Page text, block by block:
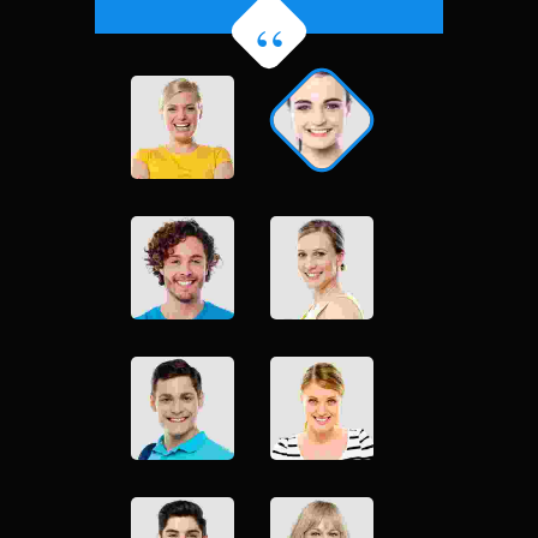
amet orci. Aenean
dignissim pellentesque felis.
Morbi in sem quis dui
placerat ornare.
Pellentesque odio nisi,
euismod in, pharetra
PETER JACKSON
Accounts Management
Officer
Donec nec justo eget felis
facilisis fermentum.
Aliquam porttitor mauris sit
amet orci. Aenean
Morbi in sem quis dui